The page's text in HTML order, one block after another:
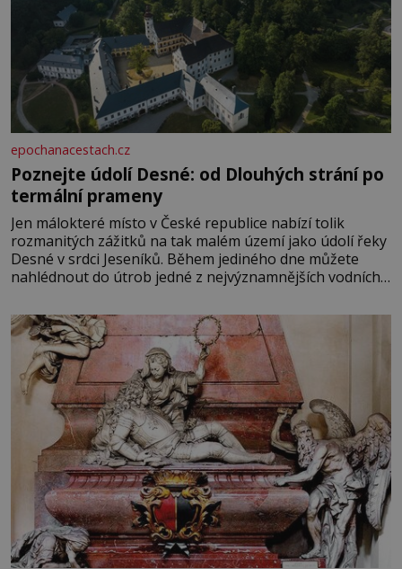
epochanacestach.cz
Poznejte údolí Desné: od Dlouhých strání po
termální prameny
Jen málokteré místo v České republice nabízí tolik
rozmanitých zážitků na tak malém území jako údolí řeky
Desné v srdci Jeseníků. Během jediného dne můžete
nahlédnout do útrob jedné z nejvýznamnějších vodních
se na koloběžce a den zakončit poznáváním památek ve
Velkých Losinách nebo v termálním